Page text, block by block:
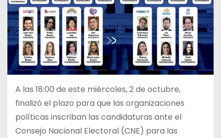
A las 18:00 de este miércoles, 2 de octubre,
finalizó el plazo para que las organizaciones
políticas inscriban las candidaturas ante el
Consejo Nacional Electoral (CNE) para las